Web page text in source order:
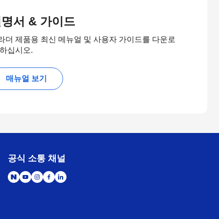
서 & 가이드
더 제품용 최신 메뉴얼 및 사용자 가이드를 다운로
십시오.
매뉴얼 보기
공식 소통 채널